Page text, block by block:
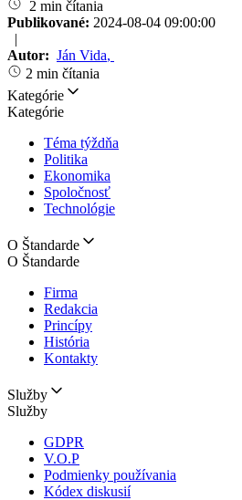
2 min čítania
Publikované: 2024-08-04 09:00:00
|
Autor: Ján Vida,
2 min čítania
Kategórie
Kategórie
Téma týždňa
Politika
Ekonomika
Spoločnosť
Technológie
O Štandarde
O Štandarde
Firma
Redakcia
Princípy
História
Kontakty
Služby
Služby
GDPR
V.O.P
Podmienky používania
Kódex diskusií